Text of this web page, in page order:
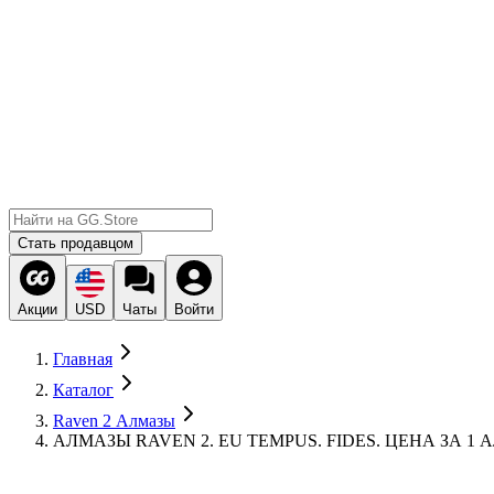
Стать продавцом
Акции USD Чаты Войти
Главная
Каталог
Raven 2 Алмазы
АЛМАЗЫ RAVEN 2. EU TEMPUS. FIDES. ЦЕНА ЗА 1